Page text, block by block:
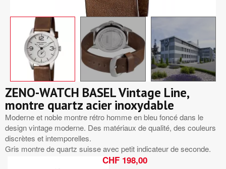
ZENO-WATCH BASEL Vintage Line,
montre quartz acier inoxydable
Moderne et noble montre rétro homme en bleu foncé dans le
design vintage moderne. Des matériaux de qualité, des couleurs
discrètes et intemporelles.
Gris montre de quartz suisse avec petit indicateur de seconde.
CHF 198,00